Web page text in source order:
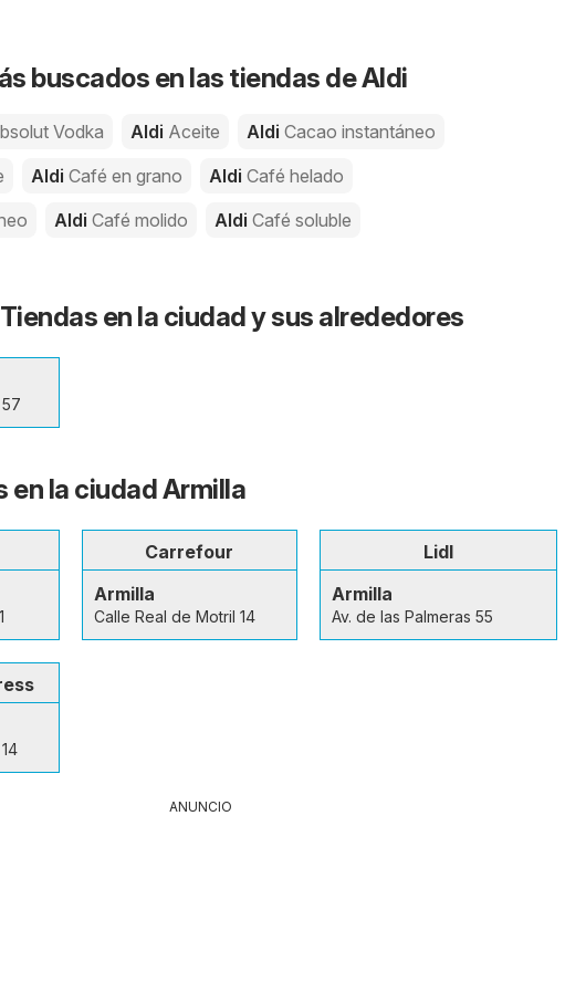
buscados en las tiendas de Aldi
Vodka Aldi Aceite Aldi Cacao instantáneo
Aldi Café en grano Aldi Café helado
Aldi Café molido Aldi Café soluble
en la ciudad y sus alrededores
en la ciudad Armilla
Carrefour
Armilla
Calle Real de Motril 14
Lidl
Armilla
Av. de las Palmeras 55
ANUNCIO